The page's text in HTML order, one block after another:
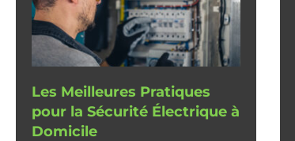
Les Meilleures Pratiques
pour la Sécurité Électrique à
Domicile